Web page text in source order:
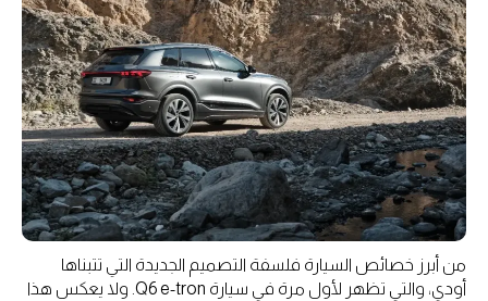
من أبرز خصائص السيارة فلسفة التصميم الجديدة التي تتبناها
أودي، والتي تظهر لأول مرة في سيارة Q6 e-tron. ولا يعكس هذا